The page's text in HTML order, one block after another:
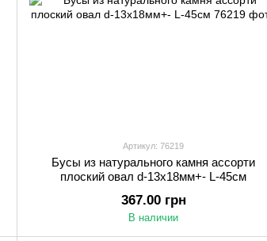
Артикул: 76219
Бусы из натурального камня ассорти
плоский овал d-13х18мм+- L-45см
367.00 грн
В наличии